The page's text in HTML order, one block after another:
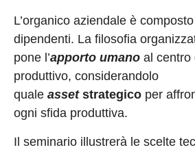
L’organico aziendale è
dipendenti. La filosofia
pone l’apporto umano al centro
produttivo, considerandolo
quale assetstrategico per
ogni sfida produttiva.
Il seminario illustrerà le scelte